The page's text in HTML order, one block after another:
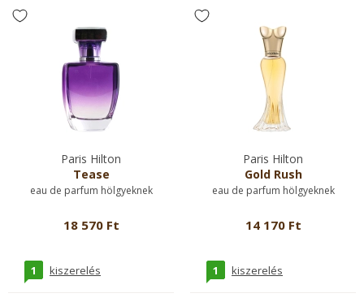
Paris Hilton
Tease
eau de parfum hölgyeknek
18 570 Ft
1 kiszerelés
Paris Hilton
Gold Rush
eau de parfum hölgyeknek
14 170 Ft
1 kiszerelés